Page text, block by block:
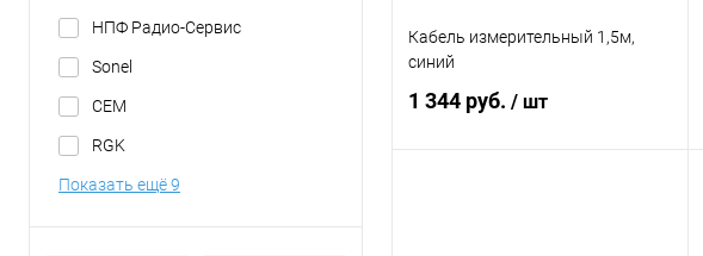
НПФ Радио-Сервис
Sonel
CEM
RGK
Показать ещё 9
Кабель измерительный 1,5м,
синий
1 344 руб. / шт